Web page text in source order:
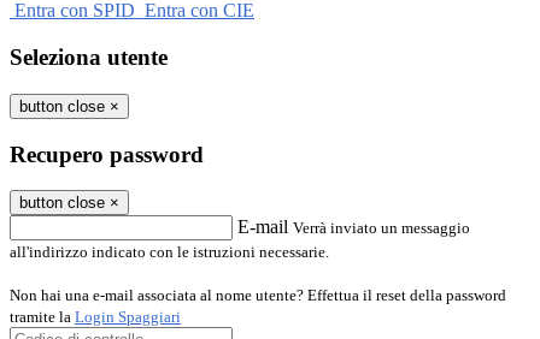
Entra con SPID Entra con CIE
Seleziona utente
button close ×
Recupero password
button close ×
E-mail Verrà inviato un messaggio
all'indirizzo indicato con le istruzioni necessarie.
Non hai una e-mail associata al nome utente? Effettua il reset della password
tramite la Login Spaggiari